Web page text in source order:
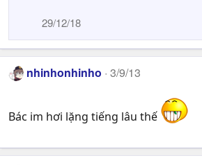
:29/12/18
nhinhonhinho 3/9/13
Bác im hơi lặng tiếng lâu thế